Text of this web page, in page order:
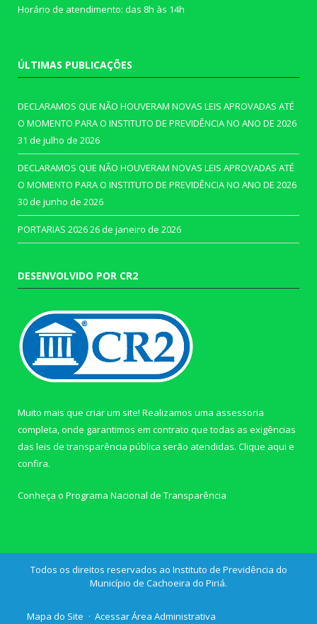
Horário de atendimento: das 8h às 14h
ÚLTIMAS PUBLICAÇÕES
DECLARAMOS QUE NÃO HOUVERAM NOVAS LEIS APROVADAS ATÉ
O MOMENTO PARA O INSTITUTO DE PREVIDÊNCIA NO ANO DE 2026
31 de julho de 2026
DECLARAMOS QUE NÃO HOUVERAM NOVAS LEIS APROVADAS ATÉ
O MOMENTO PARA O INSTITUTO DE PREVIDÊNCIA NO ANO DE 2026
30 de junho de 2026
PORTARIAS 202626 de janeiro de 2026
DESENVOLVIDO POR CR2
Muito mais que criar um site! Realizamos uma assessoria
completa, onde garantimos em contrato que todas as exigências
das leis de transparência pública serão atendidas. Clique aqui e
confira.
Conheça o Programa Nacional de Transparência
Todos os direitos reservados ao Instituto de Previdência do
Município de Cachoeira do Piriá.
Mapa do Site
Acessar Área Administrativa